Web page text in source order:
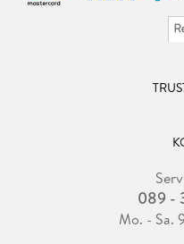
089 -
Mo. - Sa.